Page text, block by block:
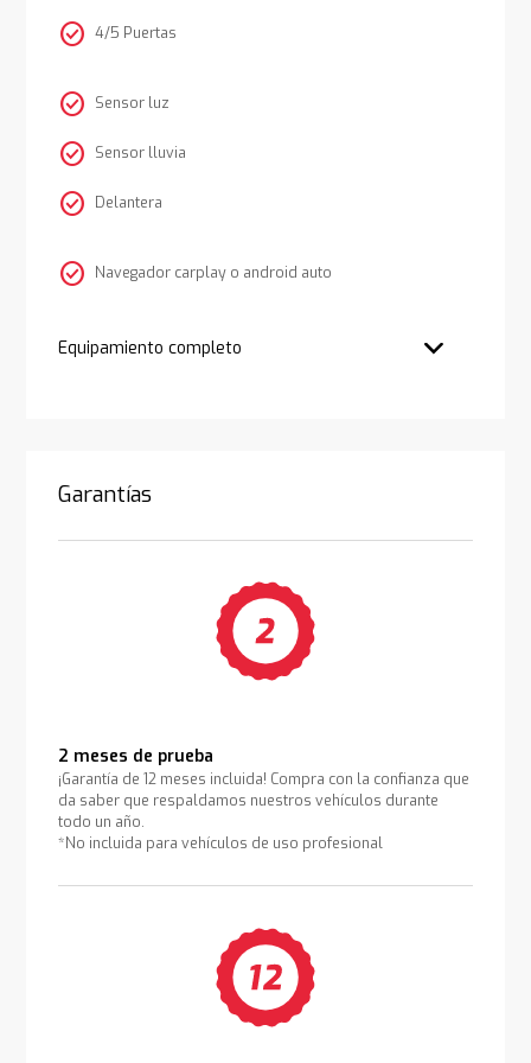
check_circle 4/5 Puertas
check_circle Sensor luz
check_circle Sensor lluvia
check_circle Delantera
check_circle Navegador carplay o android auto
Equipamiento completo
Garantías
2 meses de prueba
¡Garantía de 12 meses incluida! Compra con la confianza que
da saber que respaldamos nuestros vehículos durante
todo un año.
*No incluida para vehículos de uso profesional